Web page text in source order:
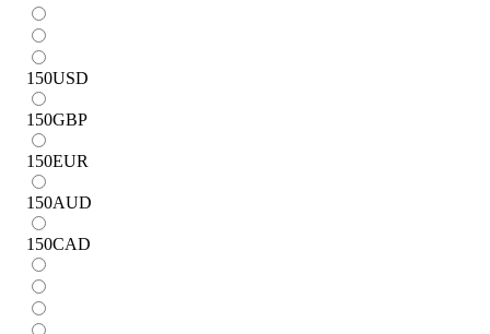
150USD
150GBP
150EUR
150AUD
150CAD